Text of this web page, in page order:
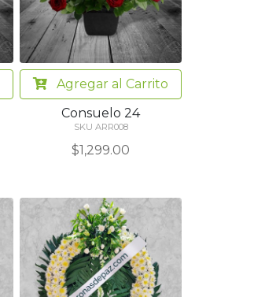
Agregaral Carrito
Consuelo 24
SKU ARR008
$1,299.00